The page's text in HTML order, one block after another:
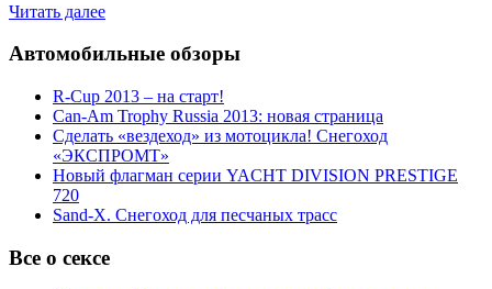
Читать далее
Автомобильные обзоры
R-Cup 2013 – на старт!
Can-Am Trophy Russia 2013: новая страница
Сделать «вездеход» из мотоцикла! Снегоход
«ЭКСПРОМТ»
Новый флагман серии YACHT DIVISION PRESTIGE
720
Sand-X. Снегоход для песчаных трасс
Все о сексе